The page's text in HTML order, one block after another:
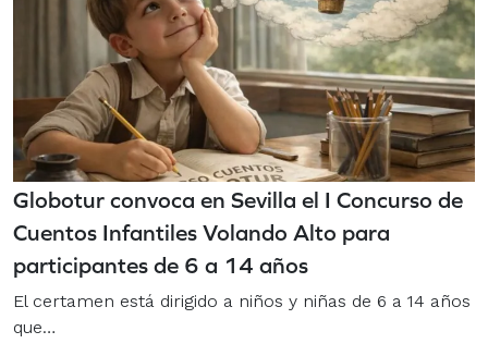
Globotur convoca en Sevilla el I Concurso de
Cuentos Infantiles Volando Alto para
participantes de 6 a 14 años
El certamen está dirigido a niños y niñas de 6 a 14 años
que…